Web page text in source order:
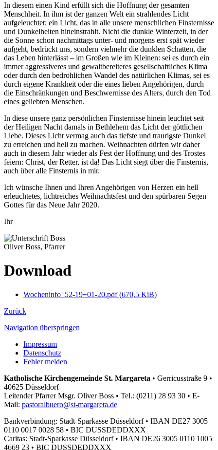
In diesem einen Kind erfüllt sich die Hoffnung der gesamten
Menschheit. In ihm ist der ganzen Welt ein strahlendes Licht
aufgeleuchtet; ein Licht, das in alle unsere menschlichen Finsternisse
und Dunkelheiten hineinstrahlt. Nicht die dunkle Winterzeit, in der
die Sonne schon nachmittags unter- und morgens erst spät wieder
aufgeht, bedrückt uns, sondern vielmehr die dunklen Schatten, die
das Leben hinterlässt – im Großen wie im Kleinen: sei es durch ein
immer aggressiveres und gewaltbereiteres gesellschaftliches Klima
oder durch den bedrohlichen Wandel des natürlichen Klimas, sei es
durch eigene Krankheit oder die eines lieben Angehörigen, durch
die Einschränkungen und Beschwernisse des Alters, durch den Tod
eines geliebten Menschen.
In diese unsere ganz persönlichen Finsternisse hinein leuchtet seit
der Heiligen Nacht damals in Bethlehem das Licht der göttlichen
Liebe. Dieses Licht vermag auch das tiefste und traurigste Dunkel
zu erreichen und hell zu machen. Weihnachten dürfen wir daher
auch in diesem Jahr wieder als Fest der Hoffnung und des Trostes
feiern: Christ, der Retter, ist da! Das Licht siegt über die Finsternis,
auch über alle Finsternis in mir.
Ich wünsche Ihnen und Ihren Angehörigen von Herzen ein hell
erleuchtetes, lichtreiches Weihnachtsfest und den spürbaren Segen
Gottes für das Neue Jahr 2020.
Ihr
Oliver Boss, Pfarrer
Download
Wocheninfo_52-19+01-20.pdf(670,5 KiB)
Zurück
Navigation überspringen
Impressum
Datenschutz
Fehler melden
Katholische Kirchengemeinde St. Margareta • Gerricusstraße 9 •
40625 Düsseldorf
Leitender Pfarrer Msgr. Oliver Boss • Tel.: (0211) 28 93 30 • E-
Mail: pastoralbuero@st-margareta.de
Bankverbindung: Stadt-Sparkasse Düsseldorf • IBAN DE27 3005
0110 0017 0028 58 • BIC DUSSDEDDXXX
Caritas: Stadt-Sparkasse Düsseldorf • IBAN DE26 3005 0110 1005
4669 23 • BIC DUSSDEDDXXX